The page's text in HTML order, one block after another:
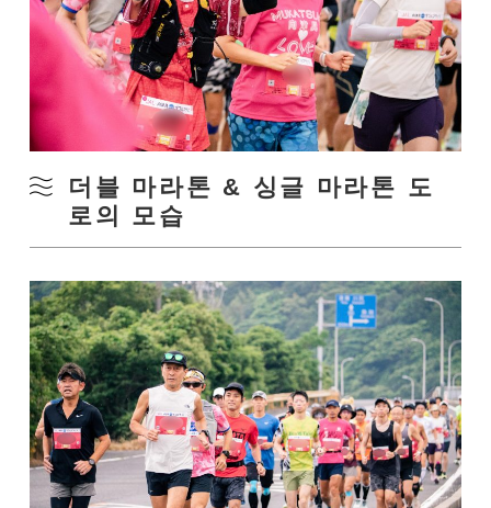
더블 마라톤 & 싱글 마라톤 도
로의 모습